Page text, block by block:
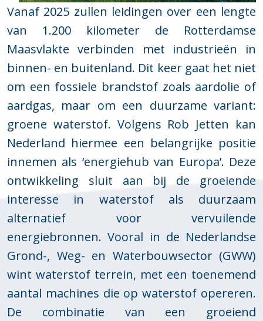
Vanaf 2025 zullen leidingen over een lengte
van 1.200 kilometer de Rotterdamse
Maasvlakte verbinden met industrieën in
binnen- en buitenland. Dit keer gaat het niet
om een fossiele brandstof zoals aardolie of
aardgas, maar om een duurzame variant:
groene waterstof. Volgens Rob Jetten kan
Nederland hiermee een belangrijke positie
innemen als ‘energiehub van Europa’. Deze
ontwikkeling sluit aan bij de groeiende
interesse in waterstof als duurzaam
alternatief voor vervuilende
energiebronnen. Vooral in de Nederlandse
Grond-, Weg- en Waterbouwsector (GWW)
wint waterstof terrein, met een toenemend
aantal machines die op waterstof opereren.
De combinatie van een groeiend